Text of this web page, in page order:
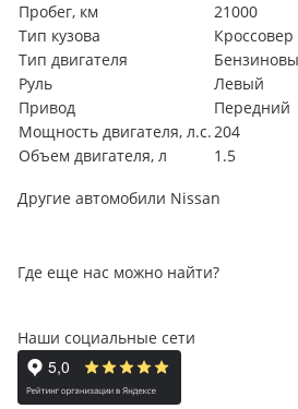
Пробег, км
21000
Тип кузова
Кроссовер
Тип двигателя
Руль
Левый
Привод
Передний
Мощность двигателя, л.с.204
Объем двигателя, л
1.5
Другие автомобили Nissan
Где еще нас можно найти?
Наши социальные сети